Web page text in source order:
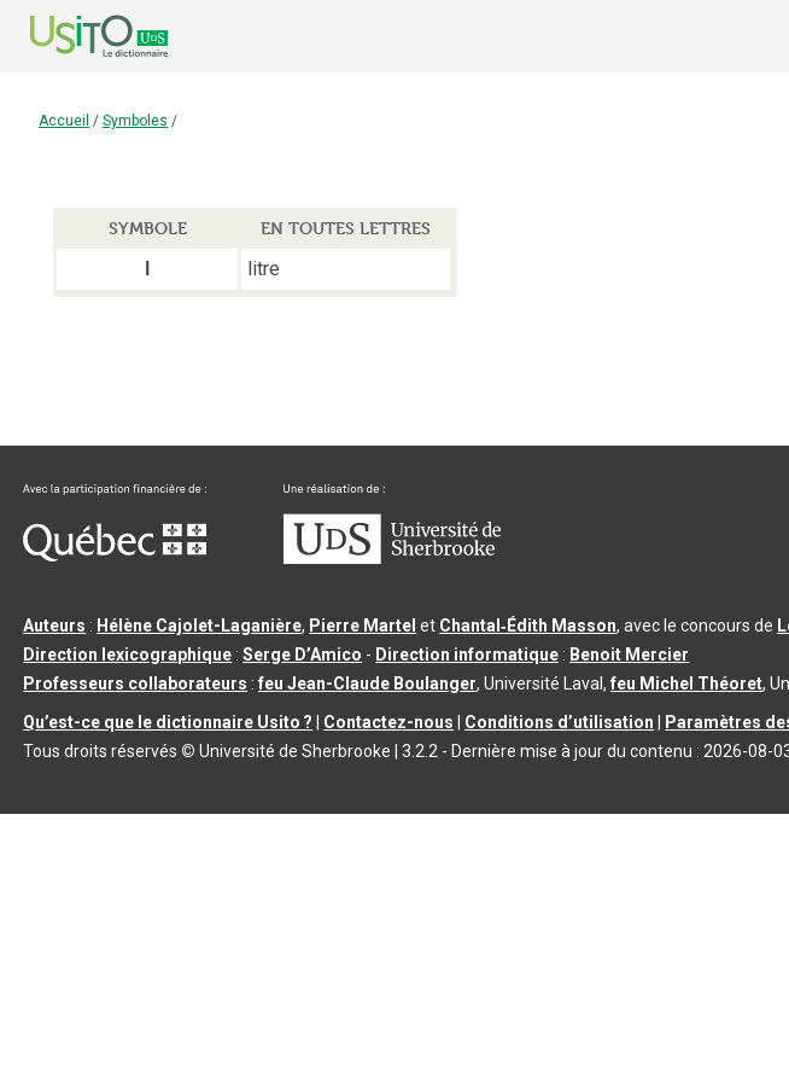
Accueil / Symboles /
SYMBOLE
EN TOUTES LETTRES
litre
Auteurs : Hélène Cajolet-Laganière, Pierre Martel et Chantal‑Édith Masson, avec le concours de
Direction lexicographique :Serge D’Amico - Direction informatique : Benoit Mercier
Professeurs collaborateurs :feu Jean-Claude Boulanger, Université Laval,feu Michel Théoret,
Qu’est-ce que le dictionnaire Usito ?
Contactez-nous Conditions d’utilisation
Paramètres
Tous droits réservés © Université de Sherbrooke |3.2.2 - Dernière mise à jour du contenu : 2026-08-